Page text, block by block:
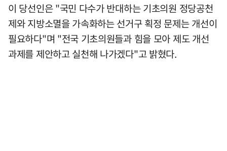
이 당선인은 "국민 다수가 반대하는 기초의원 정당공천
제와 지방소멸을 가속화하는 선거구 획정 문제는 개선이
필요하다"며 "전국 기초의원들과 힘을 모아 제도 개선
과제를 제안하고 실천해 나가겠다"고 밝혔다.